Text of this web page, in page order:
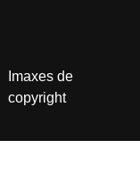
Imaxes de
copyright